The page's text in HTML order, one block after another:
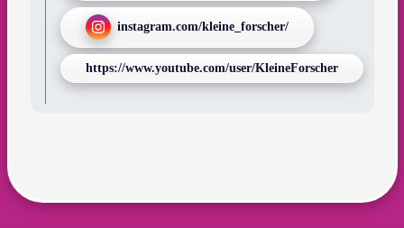
instagram.com/kleine_forscher/
https://www.youtube.com/user/KleineForscher